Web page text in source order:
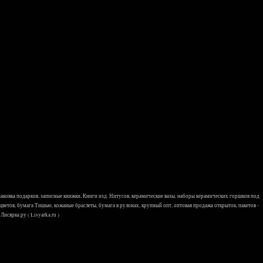
подарков, записные книжки, Книги изд. Нитусов, керамические вазы, наборы керамических горшков под
бумага Тишью, кожаные браслеты, бумага в рулонах, крупный опт, оптовая продажа открыток, пакетов -
( Lisyarka.ru )